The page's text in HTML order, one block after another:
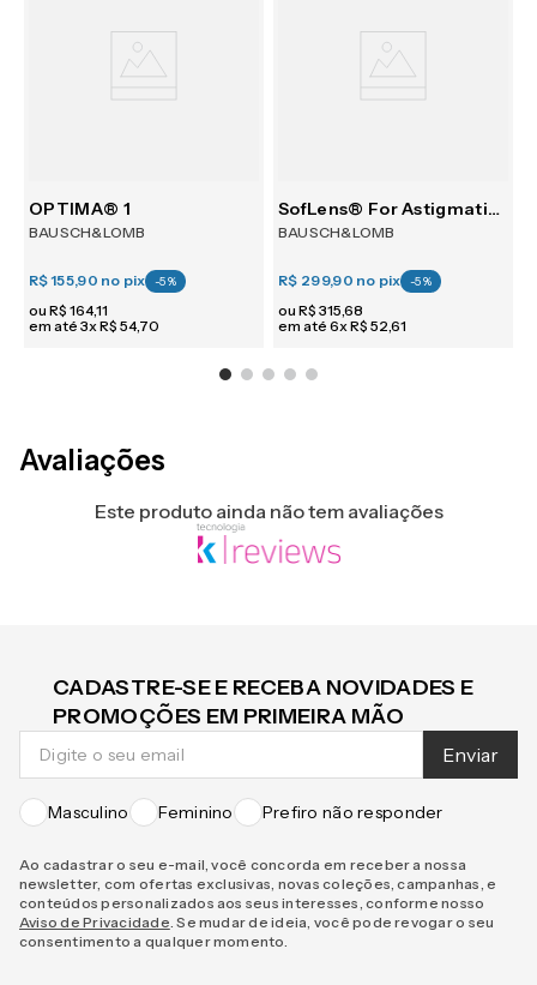
OPTIMA® 1
BAUSCH&LOMB
R$ 155,90 no pix -5%
ou R$ 164,11
em até 3xR$ 54,70
SofLens® For Astigmatism 6
BAUSCH&LOMB
R$ 299,90 no pix -5%
ou R$ 315,68
em até 6xR$ 52,61
Avaliações
Este produto ainda não tem avaliações
CADASTRE-SE E RECEBA NOVIDADES E
PROMOÇÕES EM PRIMEIRA MÃO
Enviar
Masculino Feminino Prefiro não responder
Ao cadastrar o seu e-mail, você concorda em receber a nossa
newsletter, com ofertas exclusivas, novas coleções, campanhas, e
conteúdos personalizados aos seus interesses, conforme nosso
Aviso de Privacidade . Se mudar de ideia, você pode revogar o seu
consentimento a qualquer momento.